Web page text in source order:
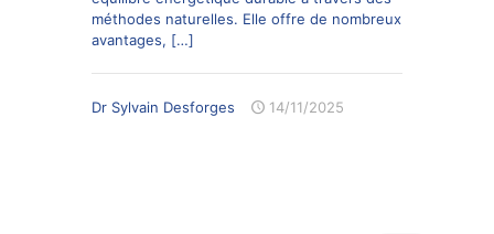
méthodes naturelles. Elle offre de nombreux
avantages, […]
Dr Sylvain Desforges 14/11/2025